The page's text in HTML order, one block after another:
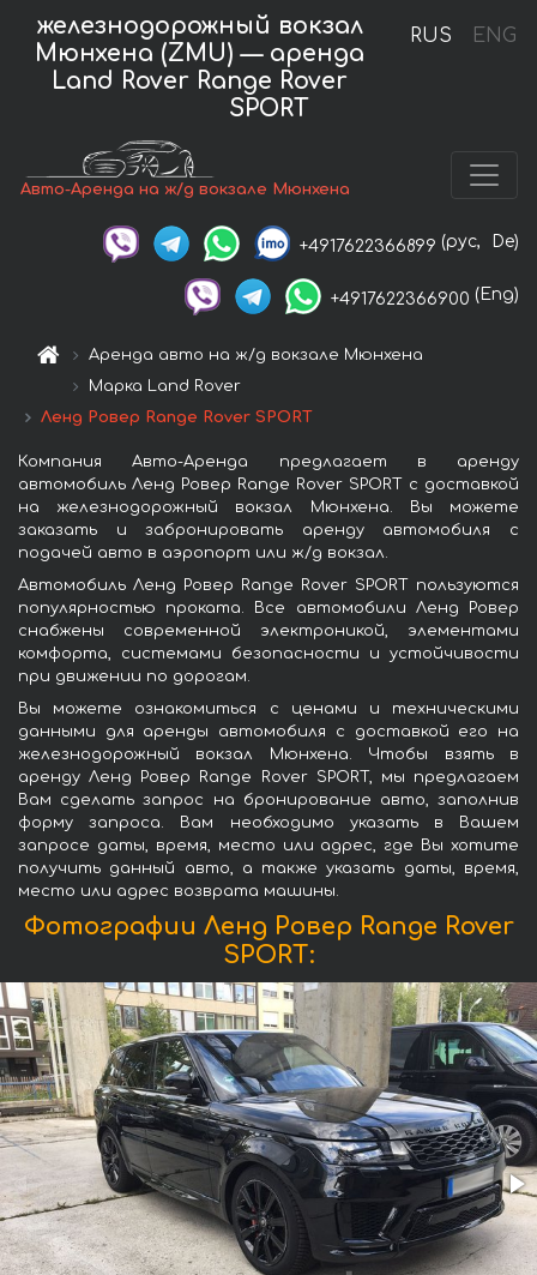
RUS ENG
железнодорожный вокзал
Мюнхена (ZMU) — аренда
Land Rover Range Rover
SPORT
Авто-Аренда на ж/д вокзале Мюнхена
+4917622366899 (рус, De)
+4917622366900 (Eng)
Аренда авто на ж/д вокзале Мюнхена
Марка Land Rover
Ленд Ровер Range Rover SPORT
Компания Авто-Аренда предлагает в аренду
автомобиль Ленд Ровер Range Rover SPORT с доставкой
на железнодорожный вокзал Мюнхена. Вы можете
заказать и забронировать аренду автомобиля с
подачей авто в аэропорт или ж/д вокзал.
Автомобиль Ленд Ровер Range Rover SPORT пользуются
популярностью проката. Все автомобили Ленд Ровер
снабжены современной электроникой, элементами
комфорта, системами безопасности и устойчивости
при движении по дорогам.
Вы можете ознакомиться с ценами и техническими
данными для аренды автомобиля с доставкой его на
железнодорожный вокзал Мюнхена. Чтобы взять в
аренду Ленд Ровер Range Rover SPORT, мы предлагаем
Вам сделать запрос на бронирование авто, заполнив
форму запроса. Вам необходимо указать в Вашем
запросе даты, время, место или адрес, где Вы хотите
получить данный авто, а также указать даты, время,
место или адрес возврата машины.
Фотографии Ленд Ровер Range Rover
SPORT: